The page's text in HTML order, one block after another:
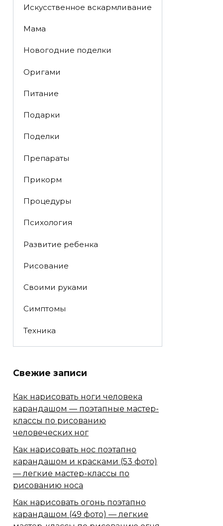
Искусственное вскармливание
Мама
Новогодние поделки
Оригами
Питание
Подарки
Поделки
Препараты
Прикорм
Процедуры
Психология
Развитие ребенка
Рисование
Своими руками
Симптомы
Техника
Свежие записи
Как нарисовать ноги человека
карандашом — поэтапные мастер-
классы по рисованию
человеческих ног
Как нарисовать нос поэтапно
карандашом и красками (53 фото)
— легкие мастер-классы по
рисованию носа
Как нарисовать огонь поэтапно
карандашом (49 фото) — легкие